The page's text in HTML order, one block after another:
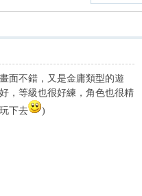
面不錯，又是金庸類型的遊
，等級也很好練，角色也很精
下去
)